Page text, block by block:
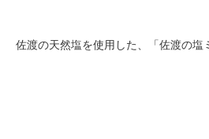
佐渡の天然塩を使用した、「佐渡の